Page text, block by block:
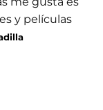
y películas